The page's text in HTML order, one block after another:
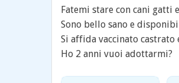
Fatemi stare con cani gatti
Sono bello sano e
Si affida vaccinato
Ho 2 anni vuoi adottarmi?